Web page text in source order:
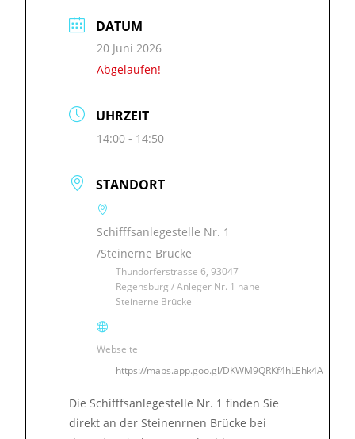
DATUM
20 Juni 2026
Abgelaufen!
UHRZEIT
14:00 - 14:50
STANDORT
Schifffsanlegestelle Nr. 1
/Steinerne Brücke
Thundorferstrasse 6, 93047
Regensburg / Anleger Nr. 1 nähe
Steinerne Brücke
Webseite
https://maps.app.goo.gl/DKWM9QRKf4hLEhk4A
Die Schifffsanlegestelle Nr. 1 finden Sie
direkt an der Steinenrnen Brücke bei